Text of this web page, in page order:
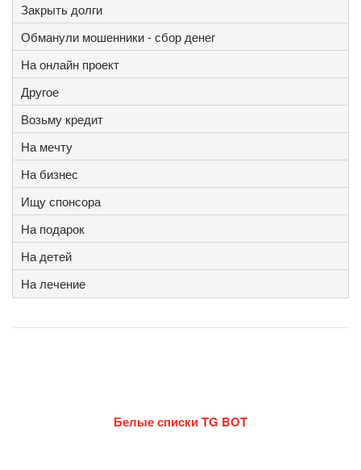
Закрыть долги
Обманули мошенники - сбор денег
На онлайн проект
Другое
Возьму кредит
На мечту
На бизнес
Ищу спонсора
На подарок
На детей
На лечение
Белые списки TG BOT